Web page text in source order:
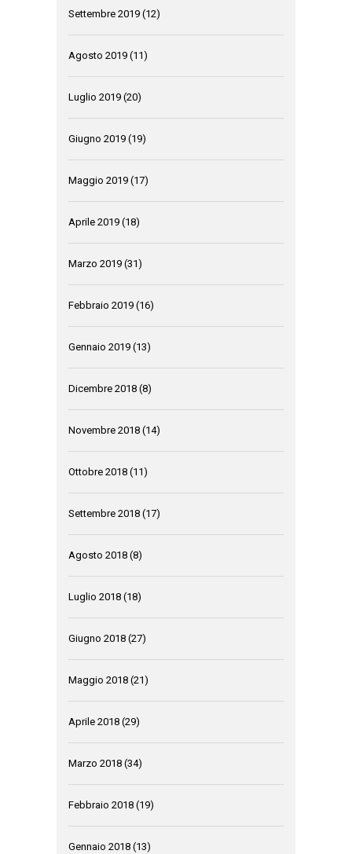
Settembre 2019 (12)
Agosto 2019 (11)
Luglio 2019 (20)
Giugno 2019 (19)
Maggio 2019 (17)
Aprile 2019 (18)
Marzo 2019 (31)
Febbraio 2019 (16)
Gennaio 2019 (13)
Dicembre 2018 (8)
Novembre 2018 (14)
Ottobre 2018 (11)
Settembre 2018 (17)
Agosto 2018 (8)
Luglio 2018 (18)
Giugno 2018 (27)
Maggio 2018 (21)
Aprile 2018 (29)
Marzo 2018 (34)
Febbraio 2018 (19)
Gennaio 2018 (13)